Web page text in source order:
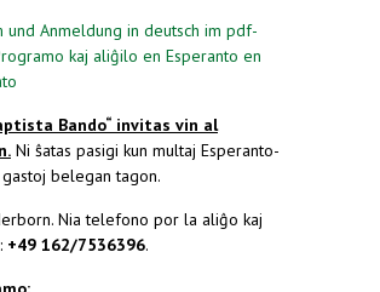
und Anmeldung in deutsch im pdf-
kaj aliĝilo en Esperanto en
Bando“ invitas vin al
Ni ŝatas pasigi kun multaj Esperanto-
belegan tagon.
Nia telefono por la aliĝo kaj
+49 162/7536396.